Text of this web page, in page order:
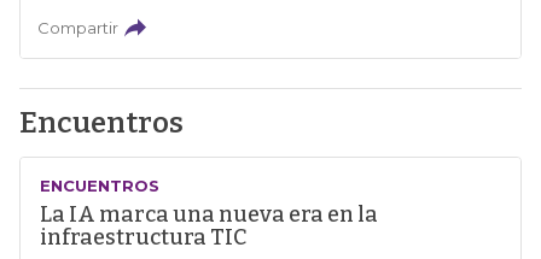
Compartir
Encuentros
ENCUENTROS
La IA marca una nueva era en la
infraestructura TIC